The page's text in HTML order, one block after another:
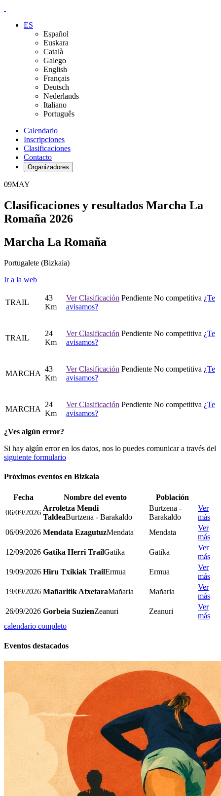
ES
Español
Euskara
Català
Galego
English
Français
Deutsch
Nederlands
Italiano
Português
Calendario
Inscripciones
Clasificaciones
Contacto
Organizadores
09MAY
Clasificaciones y resultados Marcha La
Romaña 2026
Marcha La Romaña
Portugalete (Bizkaia)
Ir a la web
TRAIL
43
Km
Ver Clasificación Pendiente No competitiva ¿Te
avisamos?
TRAIL
24
Km
Ver Clasificación Pendiente No competitiva ¿Te
avisamos?
MARCHA
43
Km
Ver Clasificación Pendiente No competitiva ¿Te
avisamos?
MARCHA
24
Km
Ver Clasificación Pendiente No competitiva ¿Te
avisamos?
¿Ves algún error?
Si hay algún error en los datos, nos lo puedes comunicar a través del
siguiente formulario
Próximos eventos en Bizkaia
Fecha Nombre del evento
Población
06/09/2026
Arroletza Mendi
TaldeaBurtzena - Barakaldo
Burtzena -
Barakaldo
Ver
más
06/09/2026 Mendata EzagutuzMendata Mendata
Ver
más
12/09/2026 Gatika Herri TrailGatika Gatika
Ver
más
19/09/2026 Hiru Txikiak TrailErmua Ermua
Ver
más
19/09/2026 Mañaritik AtxetaraMañaria Mañaria
Ver
más
26/09/2026 Gorbeia SuzienZeanuri Zeanuri
Ver
más
calendario completo
Eventos destacados